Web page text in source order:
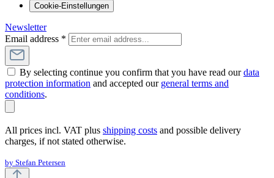
Cookie-Einstellungen
Newsletter
Email address *
By selecting continue you confirm that you have read ourdata
protection information and accepted our general terms and
conditions.
All prices incl. VAT plus shipping costs and possible delivery
charges, if not stated otherwise.
by Stefan Petersen